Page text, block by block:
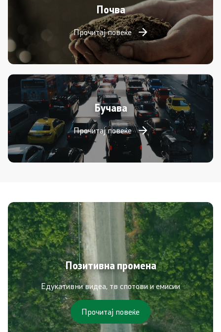
Почва
Прочитај повеќе
Бучава
Прочитај повеќе
Позитивна промена
Едукативни видеа, тв спотови и емисии
Прочитај повеќе